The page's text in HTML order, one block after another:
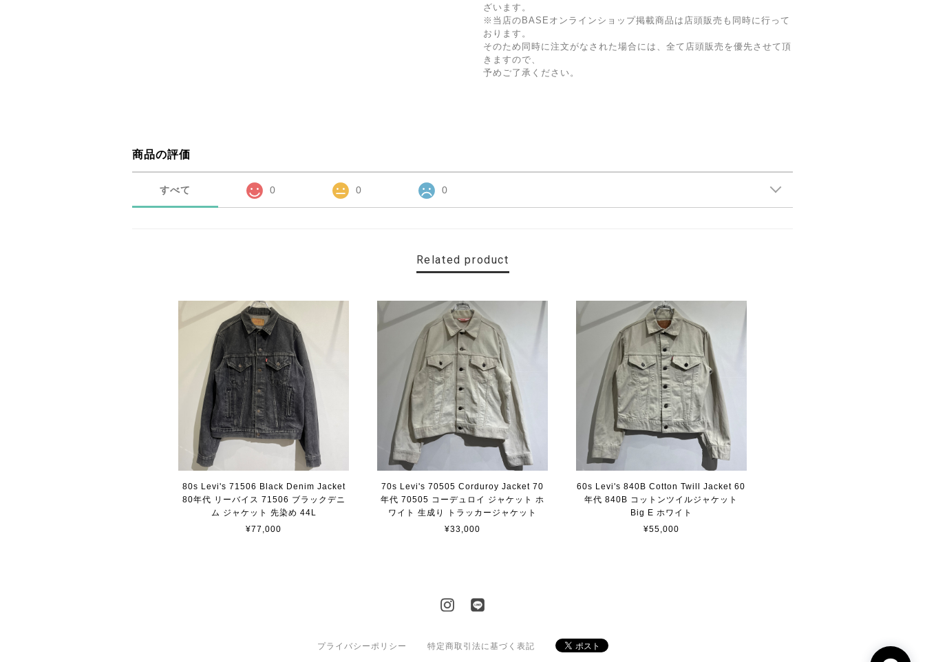
ざいます。
※当店のBASEオンラインショップ掲載商品は店頭販売も同時に行って
おります。
そのため同時に注文がなされた場合には、全て店頭販売を優先させて頂
きますので、
予めご了承ください。
商品の評価
すべて 0 0 0
Related product
80s Levi's 71506 Black Denim Jacket
80年代 リーバイス 71506 ブラックデニ
ム ジャケット 先染め 44L
¥77,000
70s Levi's 70505 Corduroy Jacket 70
年代 70505 コーデュロイ ジャケット ホ
ワイト 生成り トラッカージャケット
¥33,000
60s Levi's 840B Cotton Twill Jacket 60
年代 840B コットンツイルジャケット
Big E ホワイト
¥55,000
プライバシーポリシー 特定商取引法に基づく表記